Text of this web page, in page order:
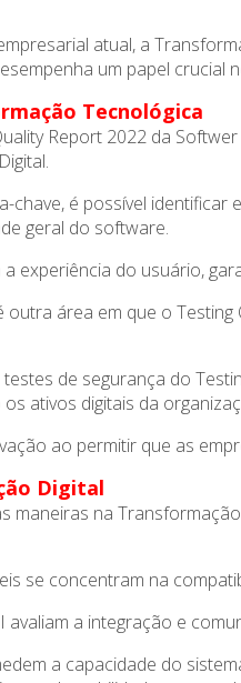
atual, a
um papel crucial
Tecnológica
Report 2022 da
chave, é possível
geral do software.
experiência do usuário,
área em que o
de segurança do
ativos digitais da
ao permitir que as
Digital
maneiras na
se concentram na
avaliam a integração e
a capacidade do